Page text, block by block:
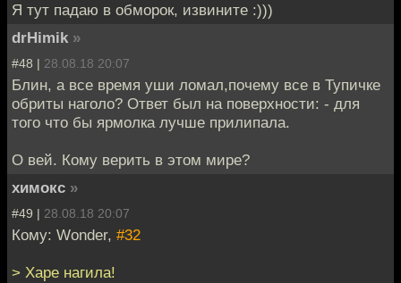
Я тут падаю в обморок, извините :)))
drHimik »
#48 | 28.08.18 20:07
Блин, а все время уши ломал,почему все в Тупичке
обриты наголо? Ответ был на поверхности: - для
того что бы ярмолка лучше прилипала.
О вей. Кому верить в этом мире?
химокс »
#49 | 28.08.18 20:07
Кому: Wonder, #32
> Харе нагила!